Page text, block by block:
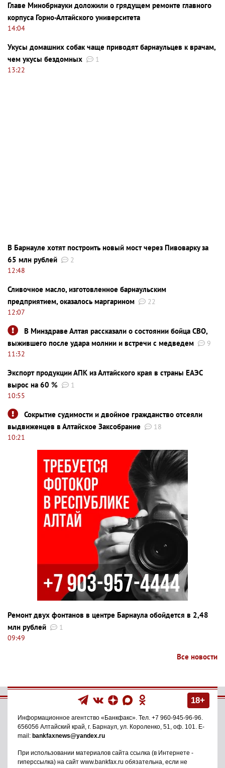
Главе Минобрнауки доложили о грядущем ремонте главного
корпуса Горно-Алтайского университета
14:04
Укусы домашних собак чаще приводят барнаульцев к врачам,
чем укусы бездомных
1
13:22
В Барнауле хотят построить новый мост через Пивоварку за
65 млн рублей
2
12:48
Сливочное масло, изготовленное барнаульским
предприятием, оказалось маргарином
22
12:07
В Минздраве Алтая рассказали о состоянии бойца СВО,
выжившего после удара молнии и встречи с медведем
9
11:32
Экспорт продукции АПК из Алтайского края в страны ЕАЭС
вырос на 60 %
1
10:55
Сокрытие судимости и двойное гражданство отсеяли
выдвиженцев в Алтайское Заксобрание
18
10:21
Ремонт двух фонтанов в центре Барнаула обойдется в 2,48
млн рублей
1
09:49
Все новости
18+
Информационное агентство «Банкфакс». Тел. +7 960-945-96-96.
656056 Алтайский край, г. Барнаул, ул. Короленко, 51, оф. 101. E-
mail: bankfaxnews@yandex.ru
При использовании материалов сайта ссылка (в Интернете -
гиперссылка) на сайт www.bankfax.ru обязательна, если не